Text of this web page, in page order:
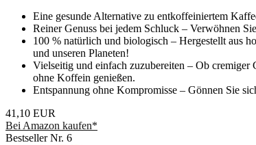
Eine gesunde Alternative zu entkoffeiniertem
Reiner Genuss bei jedem Schluck – Verwöhnen
100 % natürlich und biologisch – Hergestellt aus
und unseren Planeten!
Vielseitig und einfach zuzubereiten – Ob cremiger
ohne Koffein genießen.
Entspannung ohne Kompromisse – Gönnen Sie
41,10 EUR
Bei Amazon kaufen*
Bestseller Nr. 6